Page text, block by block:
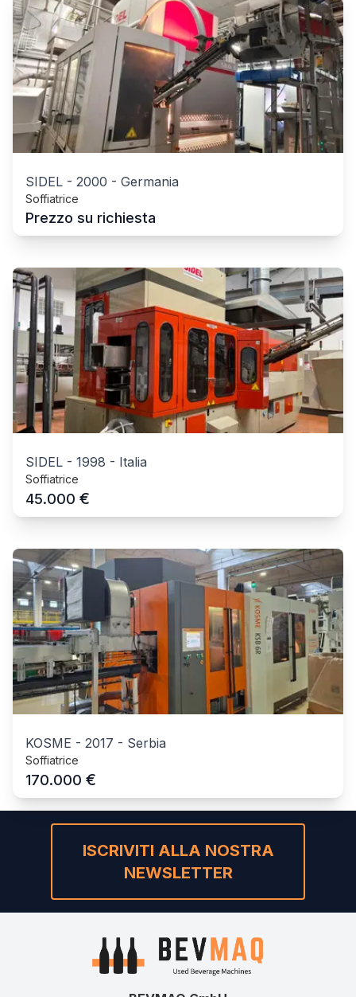
SIDEL - 2000 - Germania
Soffiatrice
Prezzo su richiesta
SIDEL - 1998 - Italia
Soffiatrice
45.000 €
KOSME - 2017 - Serbia
Soffiatrice
170.000 €
ISCRIVITI ALLA NOSTRA
NEWSLETTER